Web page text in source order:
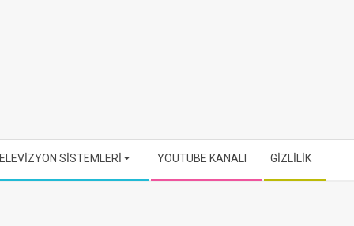
SİSTEMLERİ YOUTUBE KANALI GİZLİLİK